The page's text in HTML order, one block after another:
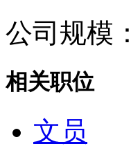
公司规模
相关职位
文员